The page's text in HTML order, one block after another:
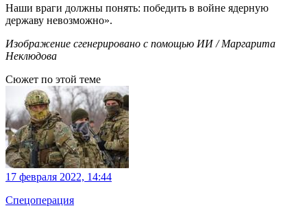
Наши враги должны понять: победить в войне ядерную
державу невозможно».
Изображение сгенерировано с помощью ИИ / Маргарита
Неклюдова
Сюжет по этой теме
17 февраля 2022, 14:44
Спецоперация